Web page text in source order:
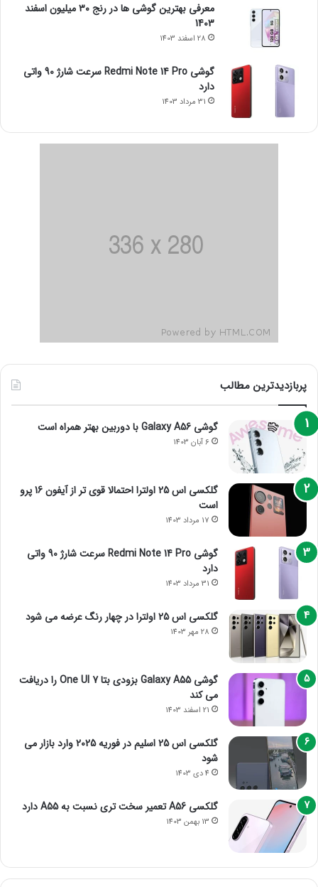
معرفی بهترین گوشی ها در رنج ۳۰ میلیون اسفند
1403
28 اسفند 1403
گوشی Redmi Note 14 Pro سرعت شارژ 90 واتی
دارد
31 مرداد 1403
پربازدیدترین مطالب
گوشی Galaxy A56 با دوربین بهتر همراه است
6 آبان 1403
گلکسی اس 25 اولترا احتمالا قوی تر از آیفون 16 پرو
است
17 مرداد 1403
گوشی Redmi Note 14 Pro سرعت شارژ 90 واتی
دارد
31 مرداد 1403
گلکسی اس 25 اولترا در چهار رنگ عرضه می شود
28 مهر 1403
گوشی Galaxy A55 بزودی بتا One UI 7 را دریافت
می کند
21 اسفند 1403
گلکسی اس 25 اسلیم در فوریه 2025 وارد بازار می
شود
4 دی 1403
گلکسی A56 تعمیر سخت تری نسبت به A55 دارد
13 بهمن 1403